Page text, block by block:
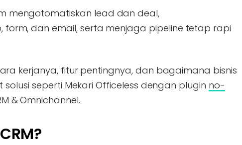
mengotomatiskan lead dan deal,
form, dan email, serta menjaga pipeline tetap rapi
kerjanya, fitur pentingnya, dan bagaimana bisnis
seperti Mekari Officeless dengan plugin no-
& Omnichannel.